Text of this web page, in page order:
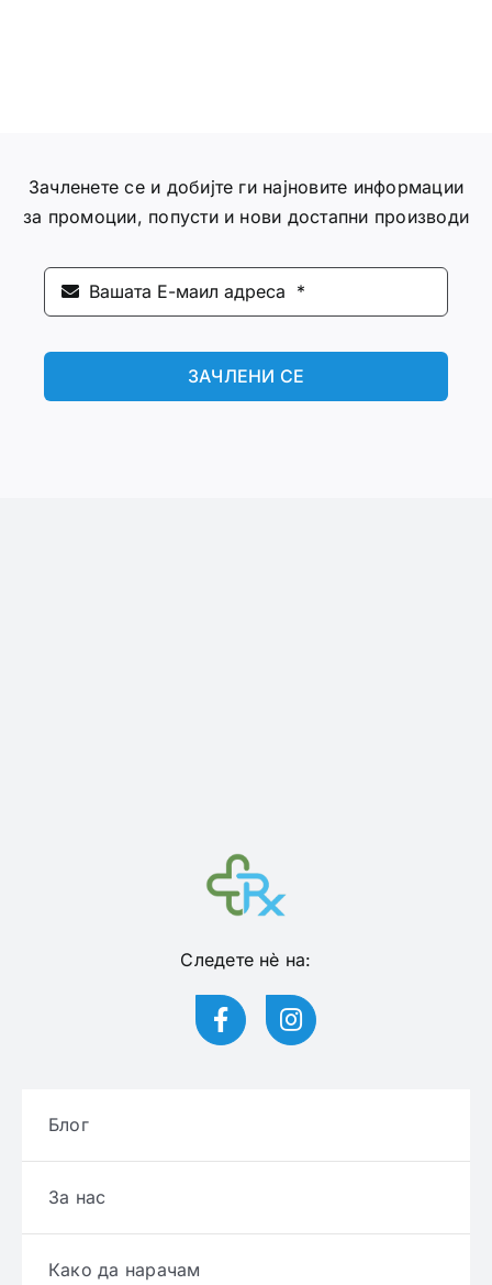
Зачленете се и добијте ги најновите информации
за промоции, попусти и нови достапни производи
ЗАЧЛЕНИ СЕ
Следете нѐ на:
Блог
За нас
Како да нарачам